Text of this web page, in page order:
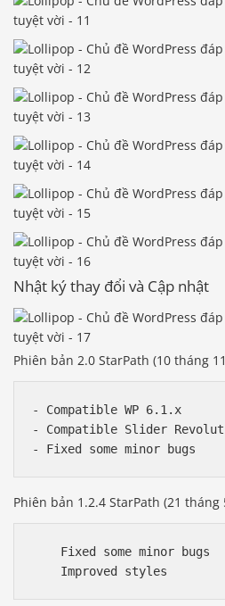
Nhật ký thay đổi và Cập nhật
Phiên bản 2.0 StarPath (10 tháng
- Compatible WP 6.1.x
- Compatible Slider
Phiên bản 1.2.4 StarPath (21 tháng
Fixed some minor